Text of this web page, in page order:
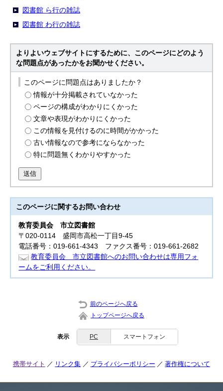
図書館 ら行の雑誌
図書館 わ行の雑誌
よりよいウェブサイトにするために、このページにどのよう
な問題点があったかをお聞かせください。
このページに問題点はありましたか？
情報が十分掲載されていなかった
ページの構成がわかりにくかった
文章や表現がわかりにくかった
この情報を見付けるのに時間がかかった
古い情報なので参考にならなかった
特に問題無くわかりやすかった
送信
このページに関するお問い合わせ
教育委員会市立図書館
〒020-0114 盛岡市高松一丁目9-45
電話番号：019-661-4343 ファクス番号：019-661-2682
教育委員会 市立図書館へのお問い合わせは専用フォ
ームをご利用ください。
前のページへ戻る
トップページへ戻る
表示 PC スマートフォン
携帯サイト リンク集 プライバシーポリシー 著作権について